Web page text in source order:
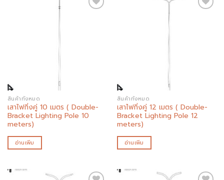
สินค้าทั้งหมด
เสาไฟกิ่งคู่ 10 เมตร ( Double-
Bracket Lighting Pole 10
meters)
อ่านเพิ่ม
สินค้าทั้งหมด
เสาไฟกิ่งคู่ 12 เมตร ( Double-
Bracket Lighting Pole 12
meters)
อ่านเพิ่ม